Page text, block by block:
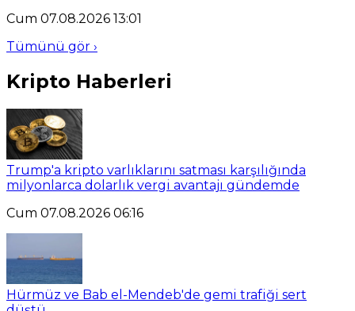
Cum 07.08.2026 13:01
Tümünü gör ›
Kripto Haberleri
Trump'a kripto varlıklarını satması karşılığında
milyonlarca dolarlık vergi avantajı gündemde
Cum 07.08.2026 06:16
Hürmüz ve Bab el-Mendeb'de gemi trafiği sert